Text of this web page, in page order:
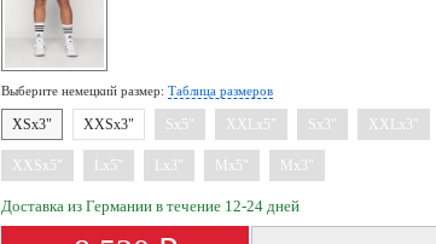
Выберите немецкий размер: Таблица размеров
XSx3" XXSx3" Sx5" XXLx5" Sx3" XXLx3"
XXSx5" Lx5" Lx3" Mx5" Mx3"
Доставка из Германии в течение 12-24 дней